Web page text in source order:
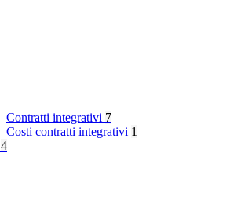
Contratti integrativi 7
Costi contratti integrativi 1
4